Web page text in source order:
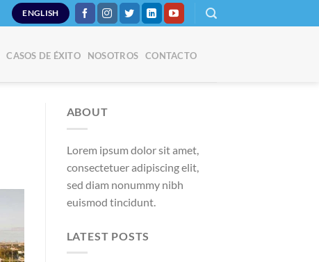
ENGLISH
CASOS DE ÉXITO NOSOTROS CONTACTO
ABOUT
Lorem ipsum dolor sit amet,
consectetuer adipiscing elit,
sed diam nonummy nibh
euismod tincidunt.
LATEST POSTS